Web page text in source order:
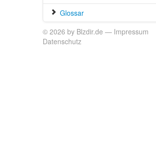
Glossar
© 2026 by Blzdir.de — Impressum
Datenschutz